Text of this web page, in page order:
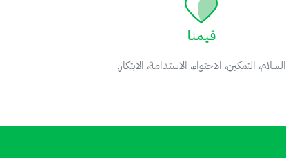
قـيـمـنـا
السلام، التمكين، الاحتواء، الاستدامة، الابتكار.